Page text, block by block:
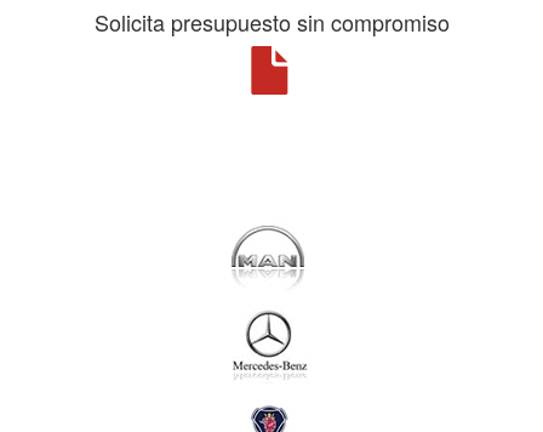
Solicita presupuesto sin compromiso